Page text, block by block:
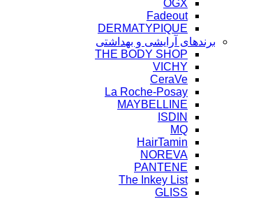
OGX
Fadeout
DERMATYPIQUE
برندهای آرایشی و بهداشتی
THE BODY SHOP
VICHY
CeraVe
La Roche-Posay
MAYBELLINE
ISDIN
MQ
HairTamin
NOREVA
PANTENE
The Inkey List
GLISS